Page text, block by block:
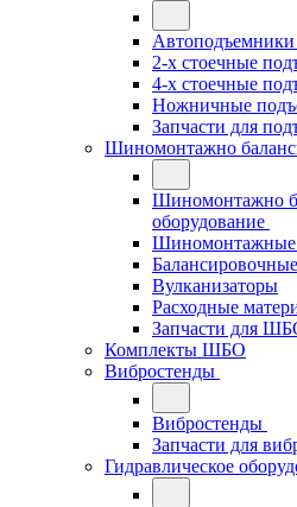
Автоподъемники
2-х стоечные
4-х стоечные
Ножничные
Запчасти для
Шиномонтажно
Шиномонтажно
оборудование
Шиномонтажные
Вулканизаторы
Расходные
Запчасти для
Комплекты ШБО
Вибростенды
Вибростенды
Запчасти для
Гидравлическое